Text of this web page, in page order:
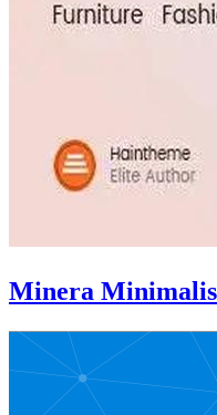
Minera